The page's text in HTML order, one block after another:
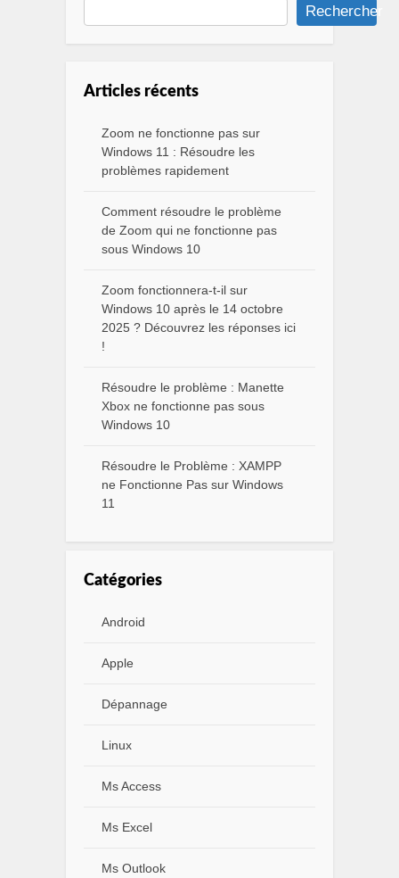
Rechercher
Articles récents
Zoom ne fonctionne pas sur
Windows 11 : Résoudre les
problèmes rapidement
Comment résoudre le problème
de Zoom qui ne fonctionne pas
sous Windows 10
Zoom fonctionnera-t-il sur
Windows 10 après le 14 octobre
2025 ? Découvrez les réponses ici
!
Résoudre le problème : Manette
Xbox ne fonctionne pas sous
Windows 10
Résoudre le Problème : XAMPP
ne Fonctionne Pas sur Windows
11
Catégories
Android
Apple
Dépannage
Linux
Ms Access
Ms Excel
Ms Outlook